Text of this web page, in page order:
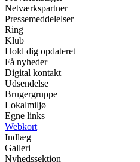
Netværkspartner
Pressemeddelelser
Ring
Klub
Hold dig opdateret
Få nyheder
Digital kontakt
Udsendelse
Brugergruppe
Lokalmiljø
Egne links
Webkort
Indlæg
Galleri
Nyhedssektion